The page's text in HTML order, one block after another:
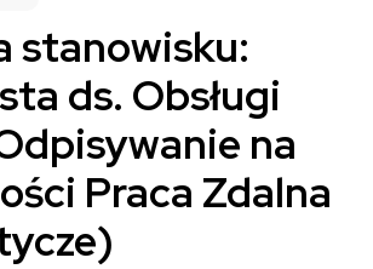
stanowisku:
ds. Obsługi
na
Praca Zdalna